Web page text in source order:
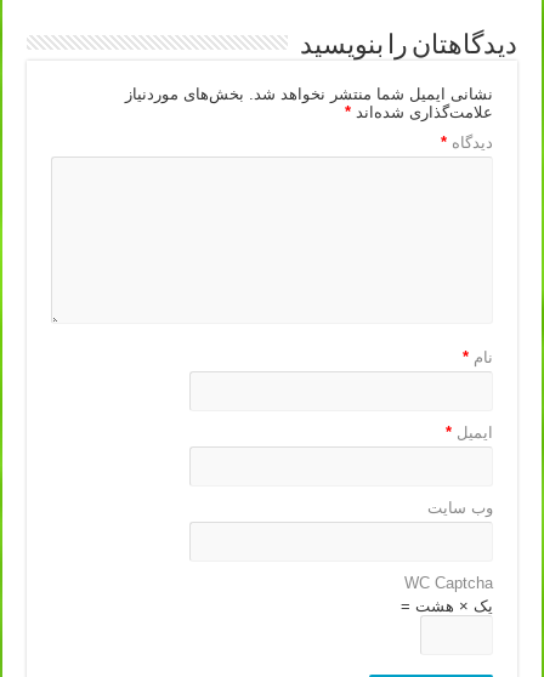
دیدگاهتان را بنویسید
نشانی ایمیل شما منتشر نخواهد شد.
بخش‌های موردنیاز
علامت‌گذاری شده‌اند*
دیدگاه*
نام*
ایمیل*
وب‌ سایت
WC Captcha
یک × هشت =